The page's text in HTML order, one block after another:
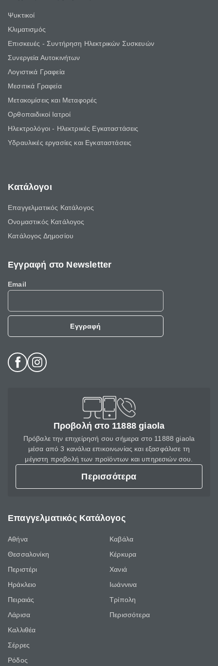
Ψυκτικοί
Κλιματισμός
Επισκευές - Συντήρηση Ηλεκτρικών Συσκευών
Συνεργεία Αυτοκινήτων
Λογιστικά Γραφεία
Μεσιτικά Γραφεία
Μετακομίσεις και Μεταφορές
Ορθοπαιδικοί Ιατροί
Ηλεκτρολόγοι - Ηλεκτρικές Εγκαταστάσεις
Υδραυλικές εργασίες και Εγκαταστάσεις
Κατάλογοι
Επαγγελματικός Κατάλογος
Ονομαστικός Κατάλογος
Κατάλογος Δημοσίου
Εγγραφή στο Newsletter
Email
Εγγραφή
Προβολή στο 11888 giaola
Πρόβαλε την επιχείρησή σου σήμερα στο 11888 giaola
μέσα από 3 κανάλια επικοινωνίας και εξασφάλισε τη
μέγιστη προβολή των προϊόντων και υπηρεσιών σου.
Περισσότερα
Επαγγελματικός Κατάλογος
Αθήνα
Θεσσαλονίκη
Περιστέρι
Ηράκλειο
Πειραιάς
Λάρισα
Καλλιθέα
Σέρρες
Ρόδος
Καβάλα
Κέρκυρα
Χανιά
Ιωάννινα
Τρίπολη
Περισσότερα